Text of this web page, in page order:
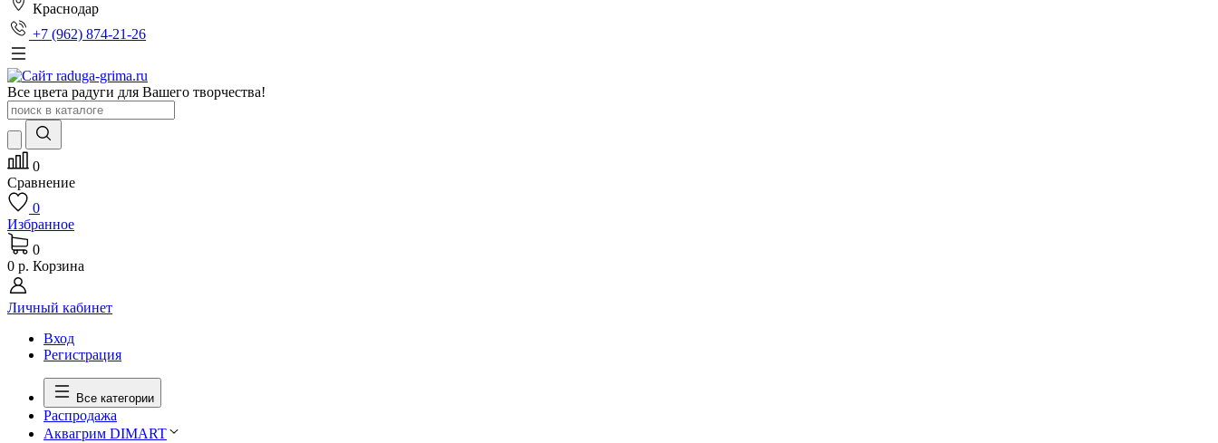
Краснодар
+7 (962) 874-21-26
Все цвета радуги для Вашего творчества!
0
Сравнение
0
Избранное
0
0 р. Корзина
Личный кабинет
Вход
Регистрация
Все категории
Распродажа
Аквагрим DIMART